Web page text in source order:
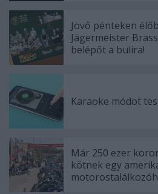
Jövő pénteken
Jägermeister
belépőt a bulira!
Karaoke módot
Már 250 ezer
kötnek egy